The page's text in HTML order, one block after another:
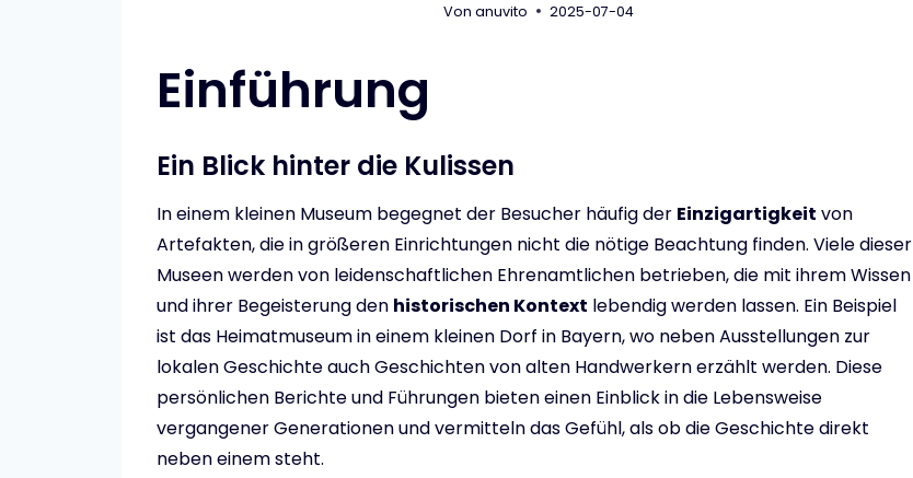
Von anuvito 2025-07-04
Einführung
Ein Blick hinter die Kulissen
In einem kleinen Museum begegnet der Besucher häufig der Einzigartigkeit von
Artefakten, die in größeren Einrichtungen nicht die nötige Beachtung finden. Viele dieser
Museen werden von leidenschaftlichen Ehrenamtlichen betrieben, die mit ihrem Wissen
und ihrer Begeisterung den historischen Kontext lebendig werden lassen. Ein Beispiel
ist das Heimatmuseum in einem kleinen Dorf in Bayern, wo neben Ausstellungen zur
lokalen Geschichte auch Geschichten von alten Handwerkern erzählt werden. Diese
persönlichen Berichte und Führungen bieten einen Einblick in die Lebensweise
vergangener Generationen und vermitteln das Gefühl, als ob die Geschichte direkt
neben einem steht.